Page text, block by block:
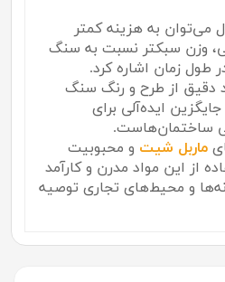
می‌توان به هزینه کمتر
وزن سبکتر نسبت به سنگ
طول زمان اشاره کرد.
دقیق از طرح و رنگ سنگ
ایده‌آلی برای
ساختمان‌هاست.
ماربل شیت و محبوبیت
از این مواد مدرن و کارآمد
و محیط‌های تجاری توصیه